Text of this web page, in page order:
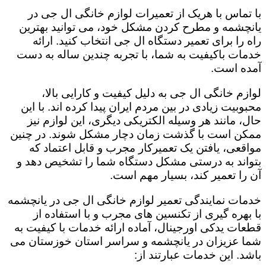
با تماس با هریک از تعمیرات لوازم خانگی ال جی در
یانچشمه و مطرح کردن مشکل خود، می توانید بهترین
راه را برای تعمیر دستگاه ال جی انتخاب کنید. ارائه
خدمات باکیفیت به شما، با تجربه چندین ساله به دست
آمده است.
لوازم خانگی ال جی به دلیل کیفیت و کارایی بالا،
محبوبیت زیادی در بین مردم ایران پیدا کرده اند. با این
حال، مانند هر وسیله الکتریکی دیگری، این لوازم نیز
ممکن است با گذشت زمان دچار مشکل شوند. در چنین
مواقعی، یافتن یک تعمیرکار مجرب و قابل اعتماد که
بتواند به درستی مشکل دستگاه شما را تشخیص دهد و
آن را تعمیر کند، بسیار مهم است.
خدمات نمایندگی تعمیر لوازم خانگی ال جی در یانچشمه
با بهره گیری از تکنسین های مجرب و با استفاده از
قطعات یدکی اورجینال، آماده ارائه خدمات با کیفیت به
شما عزیزان در یانچشمه و سراسر استان خوزستان می
باشد. این خدمات عبارتند از: